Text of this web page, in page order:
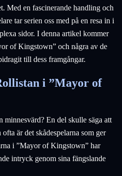
Med en fascinerande handling och
tar serien oss med på en resa in i
sidor. I denna artikel kommer
of Kingstown” och några av de
till dess framgångar.
i ”Mayor of
En del skulle säga att
är det skådespelarna som ger
i ”Mayor of Kingstown” har
intryck genom sina fängslande